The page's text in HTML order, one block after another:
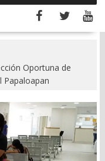
Oportuna de
Papaloapan